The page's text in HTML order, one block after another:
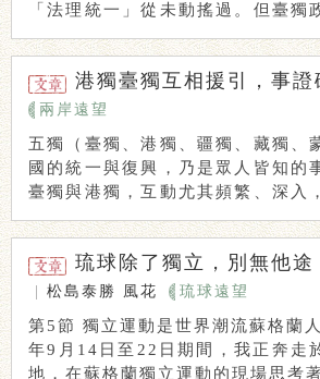
「法理統一」從未動搖過。但臺獨
港獨臺獨互相援引，事證
兩岸遠望
五獨（臺獨、港獨、疆獨、藏獨、
國的統一與復興，乃是眾人皆知的
臺獨與港獨，互動尤其頻繁、深入
琉球除了獨立，別無他途
松島泰勝 風花 琉球遠望
第5節 獨立運動是世界潮流蘇格蘭
年9月14日至22日期間，我正奔走